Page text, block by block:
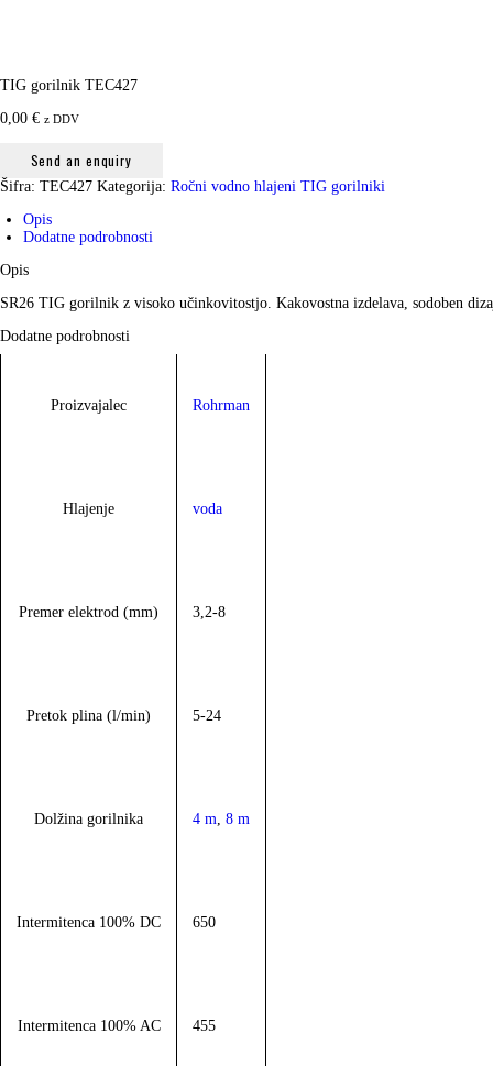
TIG gorilnik TEC427
0,00 € z DDV
Send an enquiry
Šifra: TEC427 Kategorija: Ročni vodno hlajeni TIG gorilniki
Opis
Dodatne podrobnosti
Opis
SR26 TIG gorilnik z visoko učinkovitostjo. Kakovostna izdelava, sodoben
Dodatne podrobnosti
Proizvajalec Rohrman
Hlajenje voda
Premer elektrod (mm) 3,2-8
Pretok plina (l/min) 5-24
Dolžina gorilnika 4 m, 8 m
Intermitenca 100% DC 650
Intermitenca 100% AC 455